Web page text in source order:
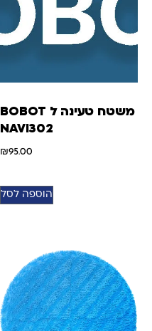
משטח טעינה ל BOBOT
NAVI302
₪95.00
הוספה לסל